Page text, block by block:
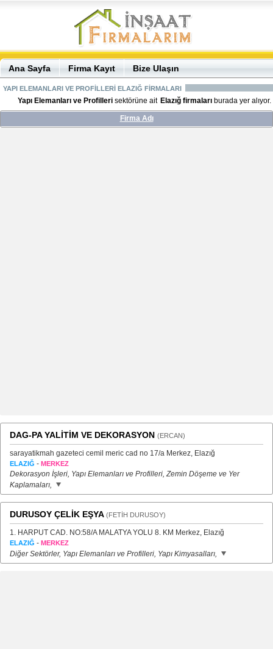
Ana Sayfa Firma Kayıt Bize Ulaşın
YAPI ELEMANLARI VE PROFİLLERİ ELAZIĞ FİRMALARI
Yapı Elemanları ve Profilleri sektörüne ait Elazığ firmaları burada yer alıyor.
Firma Adı
DAG-PA YALİTİM VE DEKORASYON (ERCAN)
sarayatikmah gazeteci cemil meric cad no 17/a Merkez, Elazığ
ELAZIĞ - MERKEZ
Dekorasyon İşleri, Yapı Elemanları ve Profilleri, Zemin Döşeme ve Yer
Kaplamaları,
DURUSOY ÇELİK EŞYA (FETİH DURUSOY)
1. HARPUT CAD. NO:58/A MALATYA YOLU 8. KM Merkez, Elazığ
ELAZIĞ - MERKEZ
Diğer Sektörler, Yapı Elemanları ve Profilleri, Yapı Kimyasalları,